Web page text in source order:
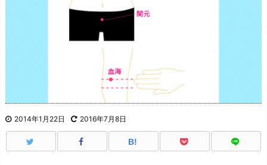
2014年1月22日 2016年7月8日
B!